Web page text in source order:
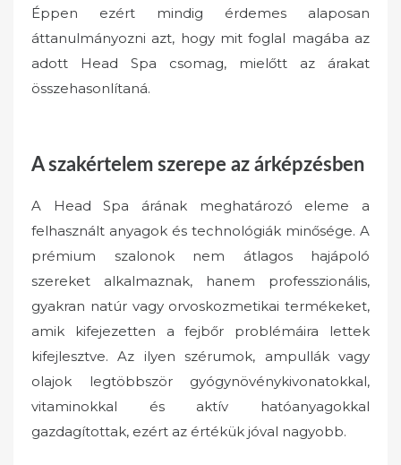
Éppen ezért mindig érdemes alaposan
áttanulmányozni azt, hogy mit foglal magába az
adott Head Spa csomag, mielőtt az árakat
összehasonlítaná.
A szakértelem szerepe az árképzésben
A Head Spa árának meghatározó eleme a
felhasznált anyagok és technológiák minősége. A
prémium szalonok nem átlagos hajápoló
szereket alkalmaznak, hanem professzionális,
gyakran natúr vagy orvoskozmetikai termékeket,
amik kifejezetten a fejbőr problémáira lettek
kifejlesztve. Az ilyen szérumok, ampullák vagy
olajok legtöbbször gyógynövénykivonatokkal,
vitaminokkal és aktív hatóanyagokkal
gazdagítottak, ezért az értékük jóval nagyobb.